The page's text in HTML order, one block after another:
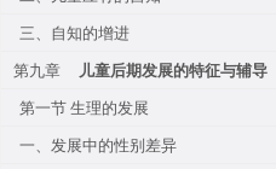
三、自知的增进
第九章
儿童后期发展的特征与辅导
第一节 生理的发展
一、发展中的性别差异